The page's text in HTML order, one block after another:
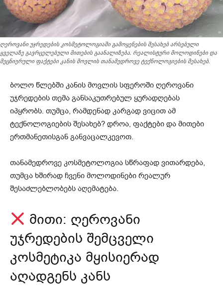
ღეროვანი უჯრედების კოსმეტოლოგიაში გამოყენების შესახებ არსებული
ყველაზე გავრცელებული მითების გაანალიზება. რეალისტური მოლოდინები და
მეცნიერული ფაქტები კანის მოვლის თანამედროვე ტექნოლოგიების შესახებ.
ბოლო წლებში კანის მოვლის სფეროში ღეროვანი
უჯრედების თემა განსაკუთრებულ ყურადღებას
იპყრობს. თუმცა, რამდენად კარგად ვიცით ამ
ტექნოლოგიების შესახებ? დროა, ფაქტები და მითები
ერთმანეთისგან განვაცალკევოთ.
თანამედროვე კოსმეტოლოგია სწრაფად ვითარდება,
თუმცა ხშირად ჩვენი მოლოდინები რეალურ
შესაძლებლობებს აღემატება.
მითი: ღეროვანი
უჯრედების შემცველი
კოსმეტიკა მყისიერად
აღადგენს კანს